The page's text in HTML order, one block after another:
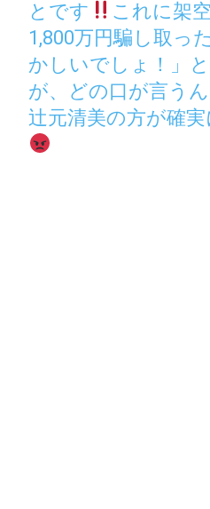
とです
これに架
1,800万円騙し取っ
かしいでしょ！」
が、どの口が言う
辻元清美の方が確